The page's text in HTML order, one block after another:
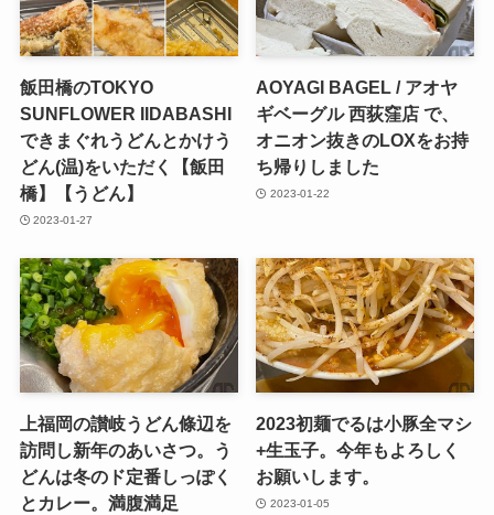
飯田橋のTOKYO
SUNFLOWER IIDABASHI
できまぐれうどんとかけう
どん(温)をいただく【飯田
橋】【うどん】
2023-01-27
AOYAGI BAGEL / アオヤ
ギベーグル 西荻窪店 で、
オニオン抜きのLOXをお持
ち帰りしました
2023-01-22
上福岡の讃岐うどん條辺を
訪問し新年のあいさつ。う
どんは冬のド定番しっぽく
とカレー。満腹満足
2023初麺でるは小豚全マシ
+生玉子。今年もよろしく
お願いします。
2023-01-05